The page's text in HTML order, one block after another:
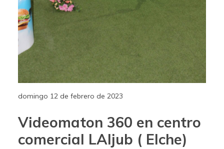
domingo 12 de febrero de 2023
Videomaton 360 en centro
comercial LAljub ( Elche)